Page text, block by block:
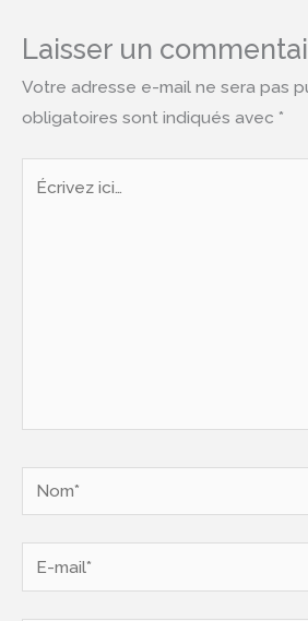
Laisser un
Votre adresse e-mail ne sera pas
obligatoires sont indiqués avec *
Nom*
E-
mail*